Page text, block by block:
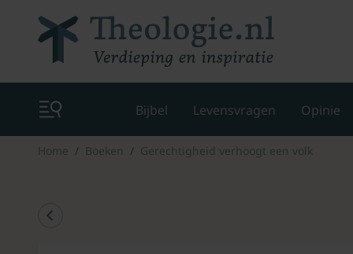
Bijbel Levensvragen Opinie
Home Boeken Gerechtigheid verhoogt een volk